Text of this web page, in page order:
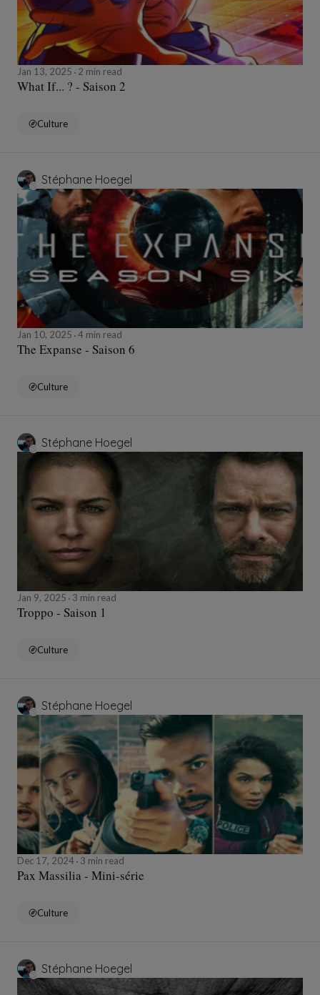
Jan 13, 2025 2 min read
What If... ? - Saison 2
Culture
Stéphane Hoegel
Jan 10, 2025 4 min read
The Expanse - Saison 6
Culture
Stéphane Hoegel
Jan 9, 2025 3 min read
Troppo - Saison 1
Culture
Stéphane Hoegel
Dec 17, 2024 3 min read
Pax Massilia - Mini-série
Culture
Stéphane Hoegel